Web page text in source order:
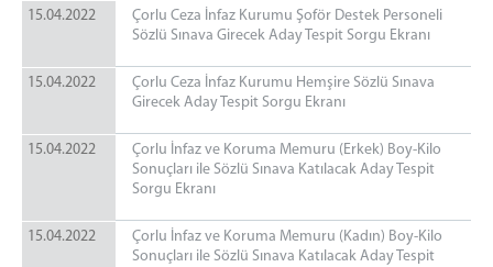
15.04.2022
Çorlu Ceza İnfaz Kurumu Şoför Destek Personeli
Sözlü Sınava Girecek Aday Tespit Sorgu Ekranı
15.04.2022
Çorlu Ceza İnfaz Kurumu Hemşire Sözlü Sınava
Girecek Aday Tespit Sorgu Ekranı
15.04.2022
Çorlu İnfaz ve Koruma Memuru (Erkek) Boy-Kilo
Sonuçları ile Sözlü Sınava Katılacak Aday Tespit
Sorgu Ekranı
15.04.2022
Çorlu İnfaz ve Koruma Memuru (Kadın) Boy-Kilo
Sonuçları ile Sözlü Sınava Katılacak Aday Tespit